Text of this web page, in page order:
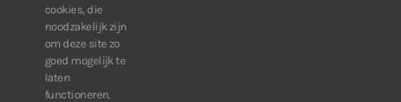
TOP DOWNLOADS
Software IDIS Center V7.1.0
cookies, die
noodzakelijk zijn
om deze site zo
goed mogelijk te
laten
functioneren.